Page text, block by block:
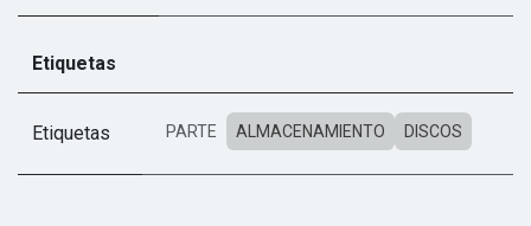
Etiquetas
Etiquetas PARTE ALMACENAMIENTO DISCOS